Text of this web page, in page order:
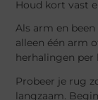
Houd kort vast
Als arm en
alleen één arm
herhalingen per
Probeer je rug
langzaam.